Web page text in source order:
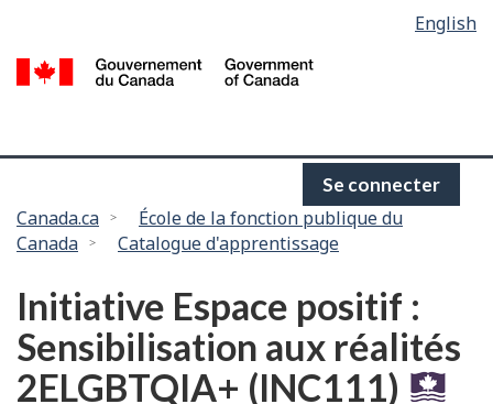
contenu
selection
English
Se connecter
Vous
êtes
Canada.ca
École de la fonction publique du
Canada
Catalogue d'apprentissage
Initiative Espace positif :
Sensibilisation aux réalités
2ELGBTQIA+ (INC111)